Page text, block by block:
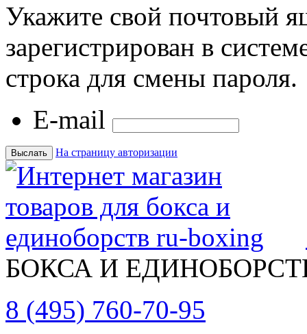
Укажите свой почтовый
зарегистрирован в
строка для смены пароля.
E-mail
На страницу авторизации
БОКСА И
8 (495) 760-70-95